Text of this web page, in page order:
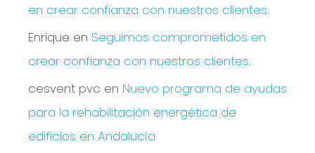
en crear confianza con nuestros clientes.
Enrique en Seguimos comprometidos en
crear confianza con nuestros clientes.
cesvent pvc en Nuevo programa de ayudas
para la rehabilitación energética de
edificios en Andalucía